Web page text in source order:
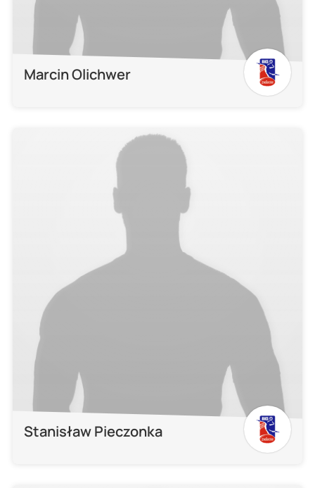
Marcin Olichwer
Stanisław Pieczonka